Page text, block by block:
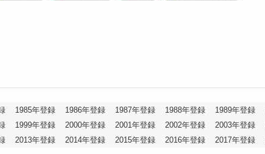
1985年登録 1986年登録 1987年登録 1988年登録 1989年登録
1999年登録 2000年登録 2001年登録 2002年登録 2003年登録
2013年登録 2014年登録 2015年登録 2016年登録 2017年登録